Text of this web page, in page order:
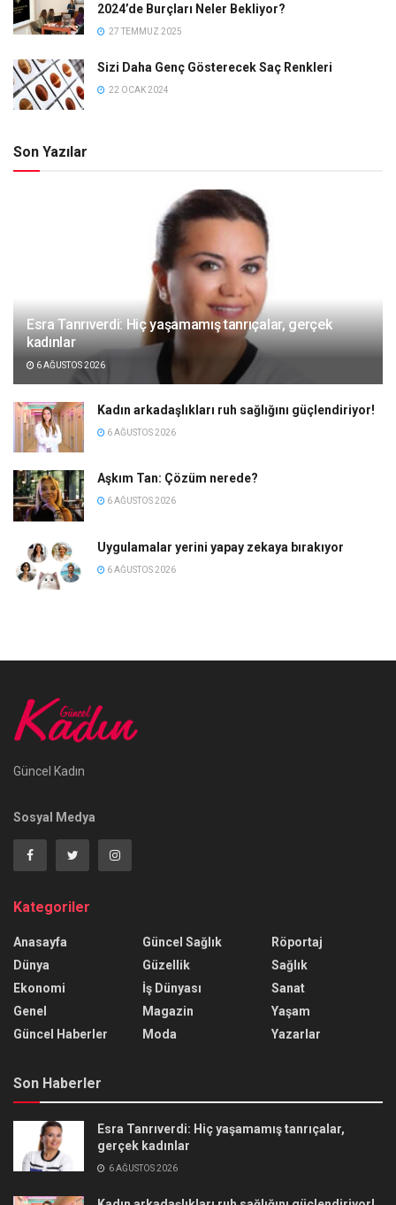
2024’de Burçları Neler Bekliyor?
27 TEMMUZ 2025
Sizi Daha Genç Gösterecek Saç Renkleri
22 OCAK 2024
Son Yazılar
Esra Tanrıverdi: Hiç yaşamamış tanrıçalar, gerçek
kadınlar
6 AĞUSTOS 2026
Kadın arkadaşlıkları ruh sağlığını güçlendiriyor!
6 AĞUSTOS 2026
Aşkım Tan: Çözüm nerede?
6 AĞUSTOS 2026
Uygulamalar yerini yapay zekaya bırakıyor
6 AĞUSTOS 2026
Güncel Kadın
Sosyal Medya
Kategoriler
Anasayfa
Dünya
Ekonomi
Genel
Güncel Haberler
Güncel Sağlık
Güzellik
İş Dünyası
Magazin
Moda
Röportaj
Sağlık
Sanat
Yaşam
Yazarlar
Son Haberler
Esra Tanrıverdi: Hiç yaşamamış tanrıçalar,
gerçek kadınlar
6 AĞUSTOS 2026